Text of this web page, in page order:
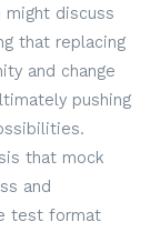
discuss
that replacing
and change
pushing
that mock
and
test format